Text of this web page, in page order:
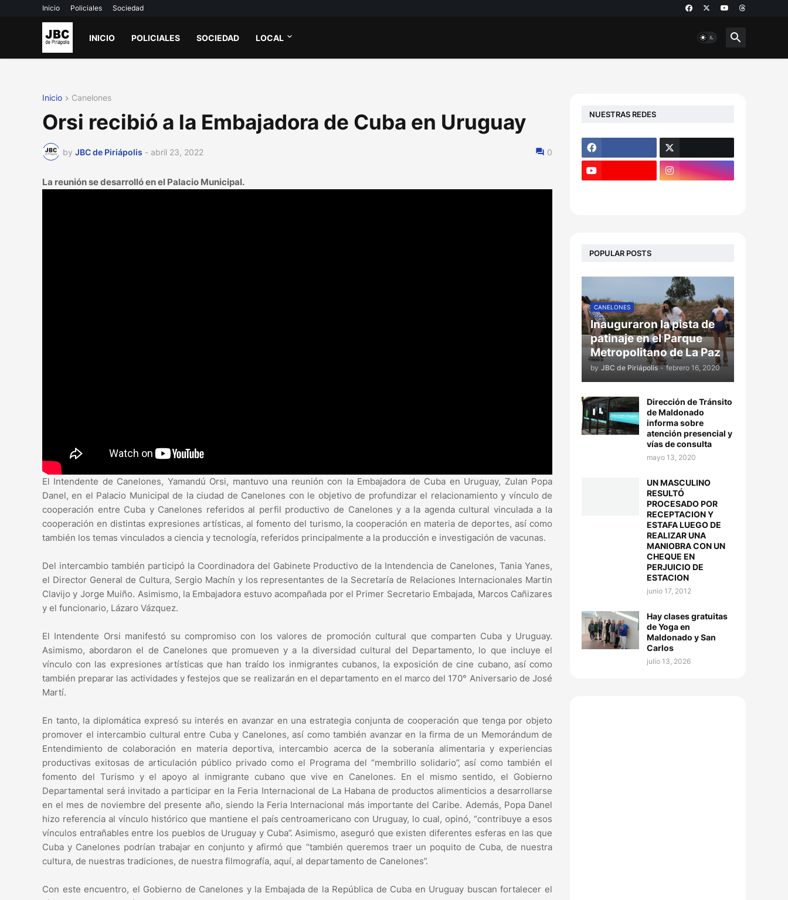
Inicio Policiales Sociedad
INICIO POLICIALES SOCIEDAD LOCAL
Inicio Canelones
Orsi recibió a la Embajadora de Cuba en Uruguay
by JBC de Piriápolis - abril 23, 2022 0
La reunión se desarrolló en el Palacio Municipal.
El Intendente de Canelones, Yamandú Orsi, mantuvo una reunión con la Embajadora de Cuba en Uruguay, Zulan Popa
Danel, en el Palacio Municipal de la ciudad de Canelones con le objetivo de profundizar el relacionamiento y vínculo de
cooperación entre Cuba y Canelones referidos al perfil productivo de Canelones y a la agenda cultural vinculada a la
cooperación en distintas expresiones artísticas, al fomento del turismo, la cooperación en materia de deportes, así como
también los temas vinculados a ciencia y tecnología, referidos principalmente a la producción e investigación de vacunas.
Del intercambio también participó la Coordinadora del Gabinete Productivo de la Intendencia de Canelones, Tania Yanes,
el Director General de Cultura, Sergio Machín y los representantes de la Secretaría de Relaciones Internacionales Martin
Clavijo y Jorge Muiño. Asimismo, la Embajadora estuvo acompañada por el Primer Secretario Embajada, Marcos Cañizares
y el funcionario, Lázaro Vázquez.
El Intendente Orsi manifestó su compromiso con los valores de promoción cultural que comparten Cuba y Uruguay.
Asimismo, abordaron el de Canelones que promueven y a la diversidad cultural del Departamento, lo que incluye el
vínculo con las expresiones artísticas que han traído los inmigrantes cubanos, la exposición de cine cubano, así como
también preparar las actividades y festejos que se realizarán en el departamento en el marco del 170° Aniversario de José
Martí.
En tanto, la diplomática expresó su interés en avanzar en una estrategia conjunta de cooperación que tenga por objeto
promover el intercambio cultural entre Cuba y Canelones, así como también avanzar en la firma de un Memorándum de
Entendimiento de colaboración en materia deportiva, intercambio acerca de la soberanía alimentaria y experiencias
productivas exitosas de articulación público privado como el Programa del “membrillo solidario”, así como también el
fomento del Turismo y el apoyo al inmigrante cubano que vive en Canelones. En el mismo sentido, el Gobierno
Departamental será invitado a participar en la Feria Internacional de La Habana de productos alimenticios a desarrollarse
en el mes de noviembre del presente año, siendo la Feria Internacional más importante del Caribe. Además, Popa Danel
hizo referencia al vínculo histórico que mantiene el país centroamericano con Uruguay, lo cual, opinó, “contribuye a esos
vínculos entrañables entre los pueblos de Uruguay y Cuba”. Asimismo, aseguró que existen diferentes esferas en las que
Cuba y Canelones podrían trabajar en conjunto y afirmó que “también queremos traer un poquito de Cuba, de nuestra
cultura, de nuestras tradiciones, de nuestra filmografía, aquí, al departamento de Canelones”.
Con este encuentro, el Gobierno de Canelones y la Embajada de la República de Cuba en Uruguay buscan fortalecer el
NUESTRAS REDES
POPULAR POSTS
CANELONES
Inauguraron la pista de
patinaje en el Parque
Metropolitano de La Paz
by JBC de Piriápolis - febrero 16, 2020
Dirección de Tránsito
de Maldonado
informa sobre
atención presencial y
vías de consulta
mayo 13, 2020
UN MASCULINO
RESULTÓ
PROCESADO POR
RECEPTACION Y
ESTAFA LUEGO DE
REALIZAR UNA
MANIOBRA CON UN
CHEQUE EN
PERJUICIO DE
ESTACION
junio 17, 2012
Hay clases gratuitas
de Yoga en
Maldonado y San
Carlos
julio 13, 2026